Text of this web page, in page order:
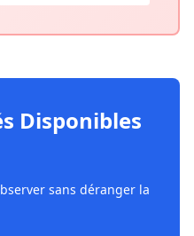
Disponibles
sans déranger la